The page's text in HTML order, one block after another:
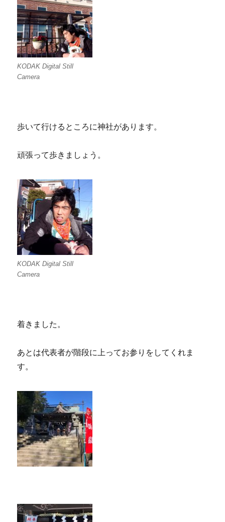
KODAK Digital Still
Camera
歩いて行けるところに神社があります。
頑張って歩きましょう。
KODAK Digital Still
Camera
着きました。
あとは代表者が階段に上ってお参りをしてくれま
す。